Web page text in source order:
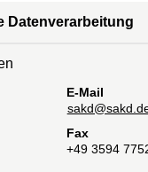
Datenverarbeitung
E-Mail
Fax
+49 3594